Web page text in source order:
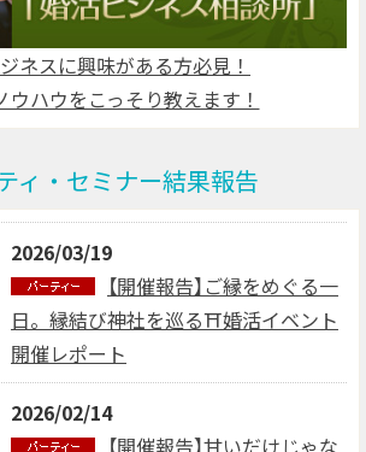
ネスに興味がある方必見！
ウハウをこっそり教えます！
ィ・セミナー結果報告
【開催報告】ご縁をめぐる一
日。縁結び神社を巡る⛩婚活イベント
開催レポート
2026/03/19
2026/02/14